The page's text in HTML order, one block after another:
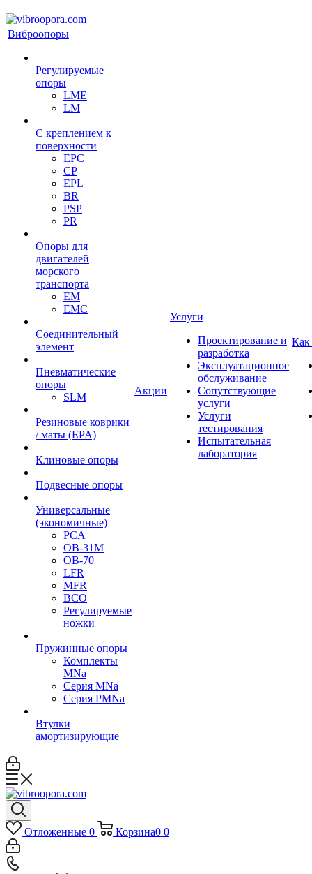
Виброопоры
Регулируемые
опоры
LME
LM
С креплением к
поверхности
EPC
CP
EPL
BR
PSP
PR
Опоры для
двигателей
морского
транспорта
EM
EMC
Cоединительный
элемент
Пневматические
опоры
SLM
Резиновые коврики
/ маты (EPA)
Клиновые опоры
Подвесные опоры
Универсальные
(экономичные)
PCA
ОВ-31М
OB-70
LFR
MFR
ВСО
Регулируемые
ножки
Пружинные опоры
Комплекты
MNa
Серия MNa
Серия PMNa
Втулки
амортизирующие
Акции
Услуги
Проектирование и
разработка
Эксплуатационное
обслуживание
Сопутствующие
услуги
Услуги
тестирования
Испытательная
лаборатория
Как
Отложенные 0 Корзина0 0